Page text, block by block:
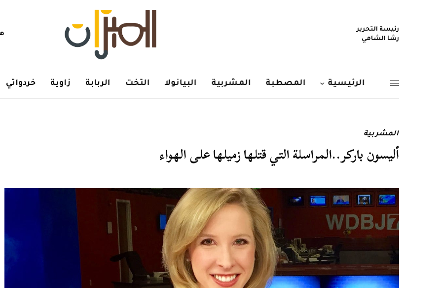
رئيسة التحرير
رشا الشامي
الرئيسية المصطبة المشربية البيانولا التخت الربابة زاوية خردواتي
المشربية
أليسون باركر..المراسلة التي قتلها زميلها على الهواء